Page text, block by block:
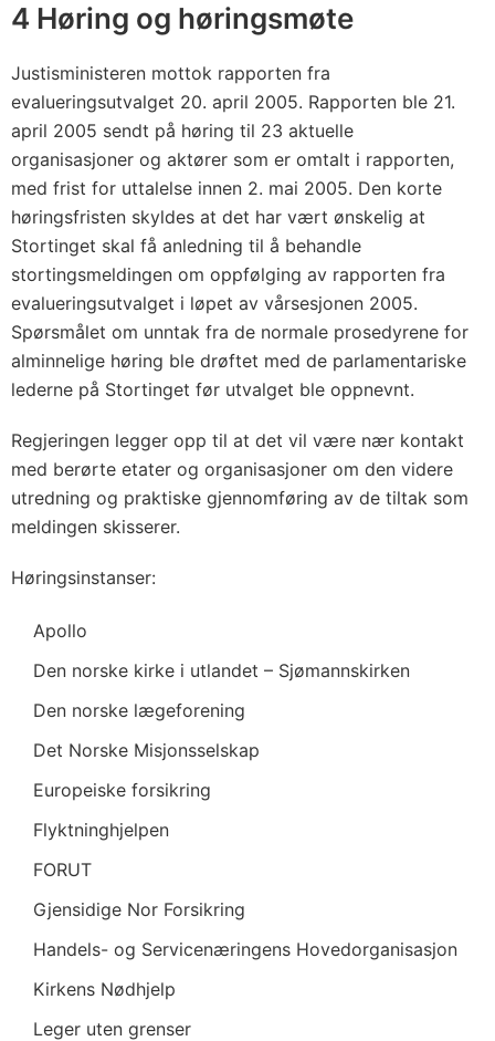
4 Høring og høringsmøte
Justisministeren mottok rapporten fra
evalueringsutvalget 20. april 2005. Rapporten ble 21.
april 2005 sendt på høring til 23 aktuelle
organisasjoner og aktører som er omtalt i rapporten,
med frist for uttalelse innen 2. mai 2005. Den korte
høringsfristen skyldes at det har vært ønskelig at
Stortinget skal få anledning til å behandle
stortingsmeldingen om oppfølging av rapporten fra
evalueringsutvalget i løpet av vårsesjonen 2005.
Spørsmålet om unntak fra de normale prosedyrene for
alminnelige høring ble drøftet med de parlamentariske
lederne på Stortinget før utvalget ble oppnevnt.
Regjeringen legger opp til at det vil være nær kontakt
med berørte etater og organisasjoner om den videre
utredning og praktiske gjennomføring av de tiltak som
meldingen skisserer.
Høringsinstanser:
Apollo
Den norske kirke i utlandet – Sjømannskirken
Den norske lægeforening
Det Norske Misjonsselskap
Europeiske forsikring
Flyktninghjelpen
FORUT
Gjensidige Nor Forsikring
Handels- og Servicenæringens Hovedorganisasjon
Kirkens Nødhjelp
Leger uten grenser